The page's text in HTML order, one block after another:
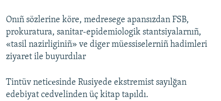
Onıñ sözlerine köre, medresege apansızdan FSB,
prokuratura, sanitar-epidemiologik stantsiyalarnıñ,
«tasil nazirliginiñ» ve diger müessiselerniñ hadimleri
ziyaret ile buyurdılar
Tintüv netiсеsinde Rusiyede ekstremist sayılğan
edebiyat cedvelinden üç kitap taрıldı.